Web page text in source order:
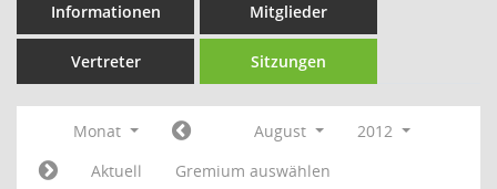
Informationen Mitglieder
Vertreter Sitzungen
Monat August
2012
Aktuell
Gremium auswählen